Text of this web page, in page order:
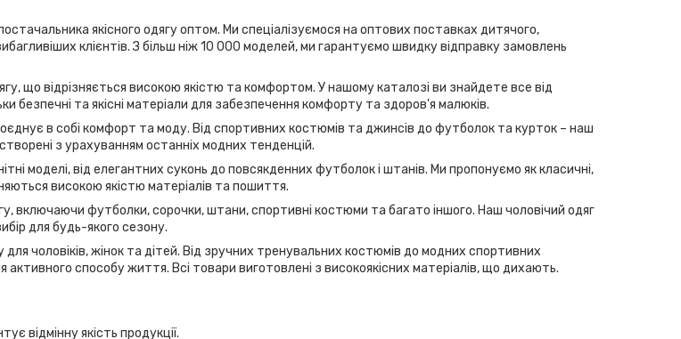
якісного одягу оптом. Ми спеціалізуємося на оптових поставках дитячого,
клієнтів. З більш ніж 10 000 моделей, ми гарантуємо швидку відправку замовлень
що відрізняється високою якістю та комфортом. У нашому каталозі ви знайдете все від
безпечні та якісні матеріали для забезпечення комфорту та здоров'я малюків.
в собі комфорт та моду. Від спортивних костюмів та джинсів до футболок та курток – наш
з урахуванням останніх модних тенденцій.
моделі, від елегантних суконь до повсякденних футболок і штанів. Ми пропонуємо як класичні,
високою якістю матеріалів та пошиття.
включаючи футболки, сорочки, штани, спортивні костюми та багато іншого. Наш чоловічий одяг
для будь-якого сезону.
чоловіків, жінок та дітей. Від зручних тренувальних костюмів до модних спортивних
способу життя. Всі товари виготовлені з високоякісних матеріалів, що дихають.
відмінну якість продукції.